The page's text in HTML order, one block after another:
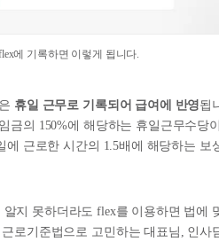
에 기록하면 이렇게 됩니다.
휴일 근무로 기록되어 급여에 반영됩
금의 150%에 해당하는 휴일근무수당
에 근로한 시간의 1.5배에 해당하는 보
지 못하더라도 flex를 이용하면 법에
로기준법으로 고민하는 대표님, 인사